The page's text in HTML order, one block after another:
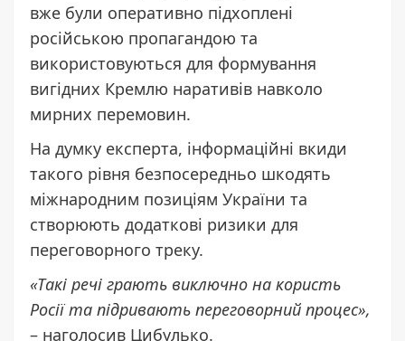
вже були оперативно підхоплені
російською пропагандою та
використовуються для формування
вигідних Кремлю наративів навколо
мирних перемовин.
На думку експерта, інформаційні вкиди
такого рівня безпосередньо шкодять
міжнародним позиціям України та
створюють додаткові ризики для
переговорного треку.
«Такі речі грають виключно на користь
Росії та підривають переговорний процес»,
– наголосив Цибулько.